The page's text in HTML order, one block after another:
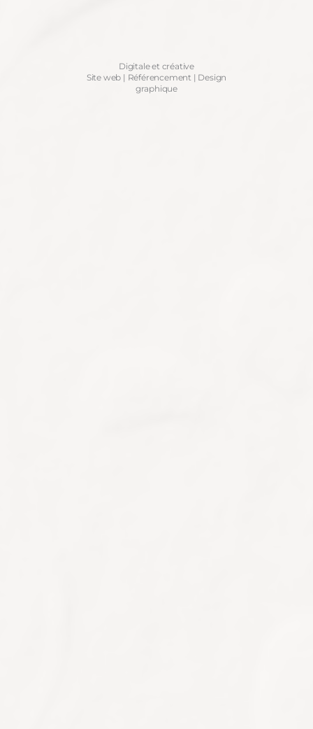
Digitale et créative
Site web | Référencement | Design
graphique